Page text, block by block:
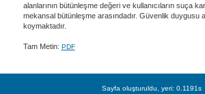
alanlarının bütünleşme değeri ve kullanıcıların suça
mekansal bütünleşme arasındadır. Güvenlik duygusu
koymaktadır.
Tam Metin: PDF
Sayfa oluşturuldu, yeri: 0.1191s